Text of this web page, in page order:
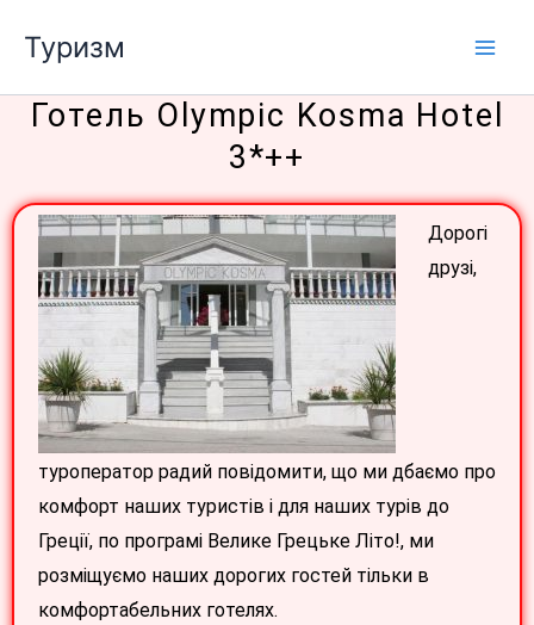
вмісту
Туризм
Готель Olympic Kosma Hotel
3*++
Дорогі
друзі,
туроператор радий повідомити, що ми дбаємо про
комфорт наших туристів і для наших турів до
Греції, по програмі Велике Грецьке Літо!, ми
розміщуємо наших дорогих гостей тільки в
комфортабельних готелях.